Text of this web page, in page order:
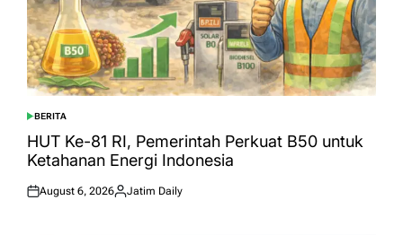
POSTED
IN
BERITA
HUT Ke-81 RI, Pemerintah Perkuat B50 untuk
Ketahanan Energi Indonesia
Posted
August 6, 2026
Posted
Jatim Daily